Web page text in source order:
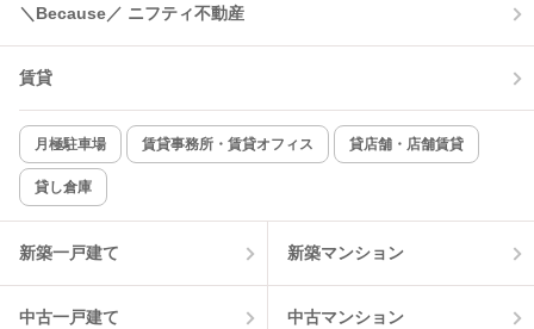
コンロ2口以上
新着のみ インターネット無料
該当件数:
物件一覧に反映
＼Because／ ニフティ不動産
賃貸
月極駐車場 賃貸事務所・賃貸オフィス 貸店舗・店舗賃貸
貸し倉庫
新築一戸建て 新築マンション
中古一戸建て 中古マンション